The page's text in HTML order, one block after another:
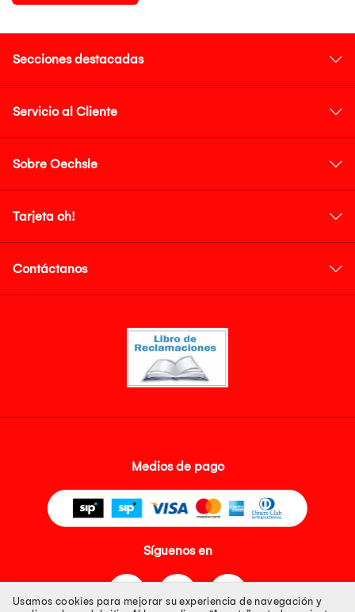
Secciones destacadas
Servicio al Cliente
Sobre Oechsle
Tarjeta oh!
Contáctanos
Medios de pago
Síguenos en
Usamos cookies para mejorar su experiencia de navegación y